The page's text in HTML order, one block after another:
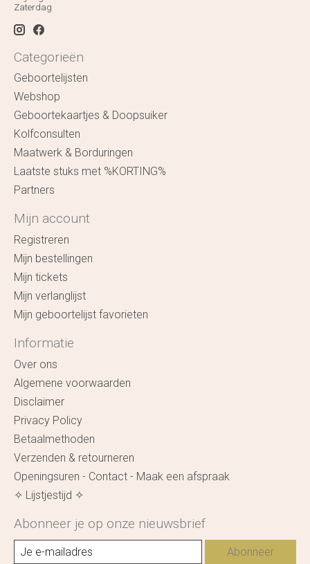
Zaterdag
Categorieën
Geboortelijsten
Webshop
Geboortekaartjes & Doopsuiker
Kolfconsulten
Maatwerk & Borduringen
Laatste stuks met %KORTING%
Partners
Mijn account
Registreren
Mijn bestellingen
Mijn tickets
Mijn verlanglijst
Mijn geboortelijst favorieten
Informatie
Over ons
Algemene voorwaarden
Disclaimer
Privacy Policy
Betaalmethoden
Verzenden & retourneren
Openingsuren - Contact - Maak een afspraak
✧ Lijstjestijd ✧
Abonneer je op onze nieuwsbrief
Abonneer